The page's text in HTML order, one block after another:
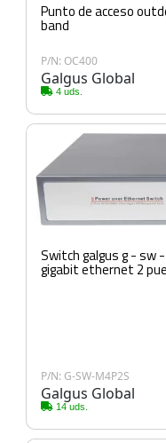
Punto de acceso
band
P/N: OC400
Galgus Global
4 uds.
Switch galgus g - sw
gigabit ethernet 2
P/N: G-SW-M4P2S
Galgus Global
14 uds.